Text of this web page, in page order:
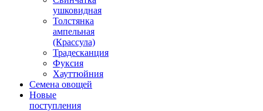
ушковидная
Толстянка
ампельная
(Крассула)
Традесканция
Фуксия
Хауттюйния
Семена овощей
Новые
поступления